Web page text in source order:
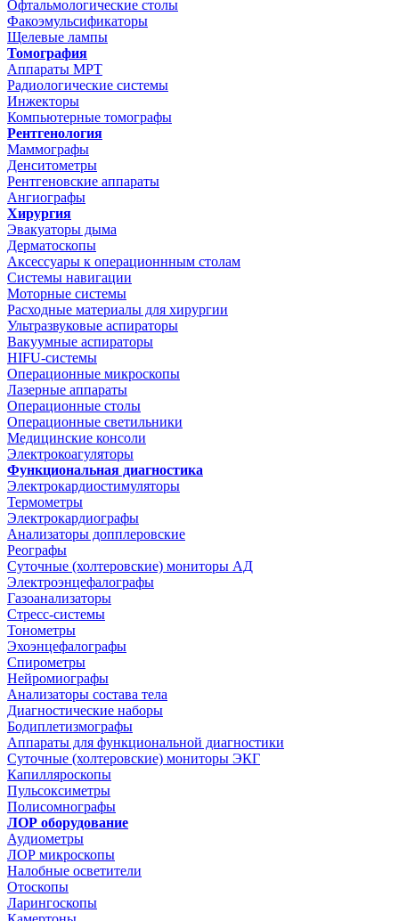
Офтальмологические столы
Факоэмульсификаторы
Щелевые лампы
Томография
Аппараты МРТ
Радиологические системы
Инжекторы
Компьютерные томографы
Рентгенология
Маммографы
Денситометры
Рентгеновские аппараты
Ангиографы
Хирургия
Эвакуаторы дыма
Дерматоскопы
Аксессуары к операционнным столам
Системы навигации
Моторные системы
Расходные материалы для хирургии
Ультразвуковые аспираторы
Вакуумные аспираторы
HIFU-системы
Операционные микроскопы
Лазерные аппараты
Операционные столы
Операционные светильники
Медицинские консоли
Электрокоагуляторы
Функциональная диагностика
Электрокардиостимуляторы
Термометры
Электрокардиографы
Анализаторы допплеровские
Реографы
Суточные (холтеровские) мониторы АД
Электроэнцефалографы
Газоанализаторы
Стресс-системы
Тонометры
Эхоэнцефалографы
Спирометры
Нейромиографы
Анализаторы состава тела
Диагностические наборы
Бодиплетизмографы
Аппараты для функциональной диагностики
Суточные (холтеровские) мониторы ЭКГ
Капилляроскопы
Пульсоксиметры
Полисомнографы
ЛОР оборудование
Аудиометры
ЛОР микроскопы
Налобные осветители
Отоскопы
Ларингоскопы